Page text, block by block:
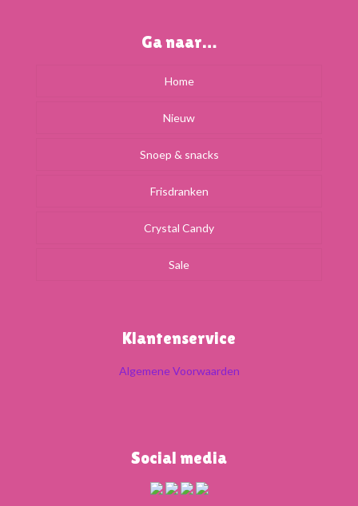
Ga naar…
Home
Nieuw
Snoep & snacks
Frisdranken
Crystal Candy
Sale
Klantenservice
Algemene Voorwaarden
Social media